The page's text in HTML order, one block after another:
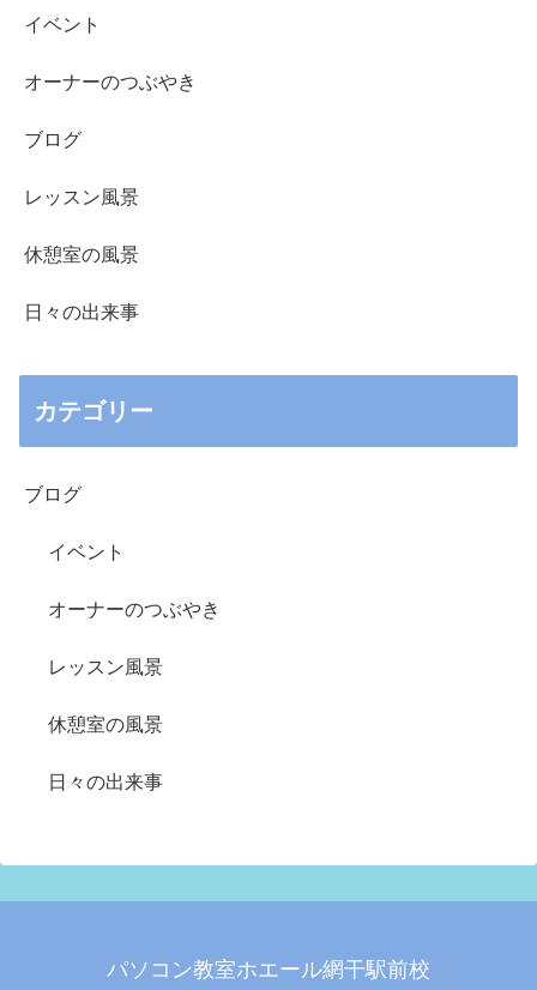
イベント
オーナーのつぶやき
ブログ
レッスン風景
休憩室の風景
日々の出来事
カテゴリー
ブログ
イベント
オーナーのつぶやき
レッスン風景
休憩室の風景
日々の出来事
パソコン教室ホエール網干駅前校